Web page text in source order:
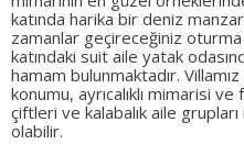
katında harika bir deniz
zamanlar geçireceğiniz
katındaki suit aile yatak
hamam bulunmaktadır.
konumu, ayrıcalıklı mimarisi ve
çiftleri ve kalabalık aile
olabilir.